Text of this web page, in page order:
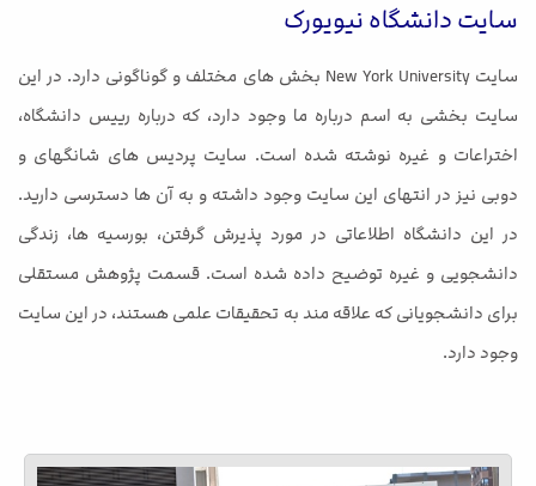
سایت دانشگاه نیویورک
سایت New York University بخش های مختلف و گوناگونی دارد. در این
سایت بخشی به اسم درباره ما وجود دارد، که درباره رییس دانشگاه،
اختراعات و غیره نوشته شده است. سایت پردیس های شانگهای و
دوبی نیز در انتهای این سایت وجود داشته و به آن ها دسترسی دارید.
در این دانشگاه اطلاعاتی در مورد پذیرش گرفتن، بورسیه ها، زندگی
دانشجویی و غیره توضیح داده شده است. قسمت پژوهش مستقلی
برای دانشجویانی که علاقه مند به تحقیقات علمی هستند، در این سایت
وجود دارد.